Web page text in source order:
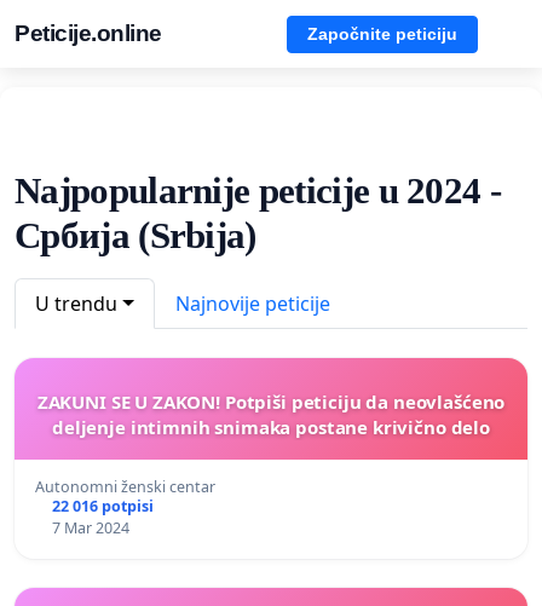
Peticije.online Započnite peticiju
Najpopularnije peticije u 2024 -
Србија (Srbija)
U trendu Najnovije peticije
ZAKUNI SE U ZAKON! Potpiši peticiju da neovlašćeno
deljenje intimnih snimaka postane krivično delo
Autonomni ženski centar
22 016 potpisi
7 Mar 2024